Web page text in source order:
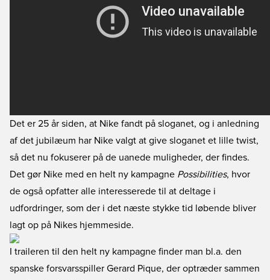
Det er 25 år siden, at Nike fandt på sloganet, og i anledning
af det jubilæum har Nike valgt at give sloganet et lille twist,
så det nu fokuserer på de uanede muligheder, der findes.
Det gør Nike med en helt ny kampagne Possibilities, hvor
de også opfatter alle interesserede til at deltage i
udfordringer, som der i det næste stykke tid løbende bliver
lagt op på Nikes hjemmeside.
I traileren til den helt ny kampagne finder man bl.a. den
spanske forsvarsspiller Gerard Pique, der optræder sammen